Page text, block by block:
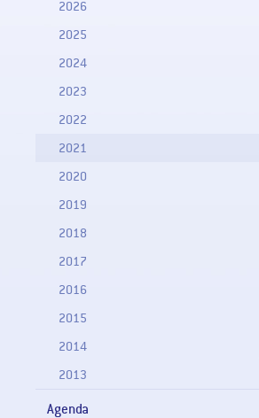
2026
2025
2024
2023
2022
2021
2020
2019
2018
2017
2016
2015
2014
2013
Agenda